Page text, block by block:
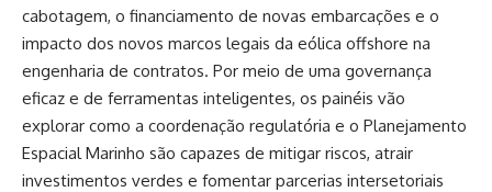
cabotagem, o financiamento de novas embarcações e o
impacto dos novos marcos legais da eólica offshore na
engenharia de contratos. Por meio de uma governança
eficaz e de ferramentas inteligentes, os painéis vão
explorar como a coordenação regulatória e o Planejamento
Espacial Marinho são capazes de mitigar riscos, atrair
investimentos verdes e fomentar parcerias intersetoriais